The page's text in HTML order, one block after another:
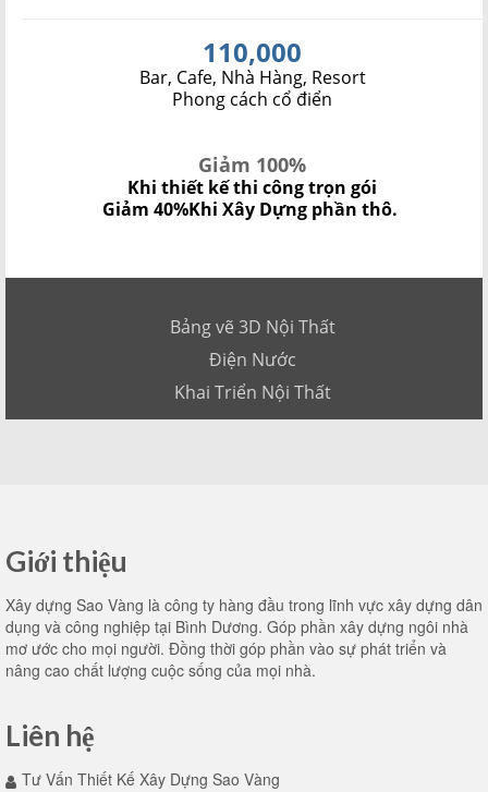
110,000
Bar, Cafe, Nhà Hàng, Resort
Phong cách cổ điển
Giảm 100%
Khi thiết kế thi công trọn gói
Giảm 40%Khi Xây Dựng phần thô.
Bảng vẽ 3D Nội Thất
Điện Nước
Khai Triển Nội Thất
Giới thiệu
Xây dựng Sao Vàng là công ty hàng đầu trong lĩnh vực xây dựng dân
dụng và công nghiệp tại Bình Dương. Góp phần xây dựng ngôi nhà
mơ ước cho mọi người. Đồng thời góp phần vào sự phát triển và
nâng cao chất lượng cuộc sống của mọi nhà.
Liên hệ
Tư Vấn Thiết Kế Xây Dựng Sao Vàng